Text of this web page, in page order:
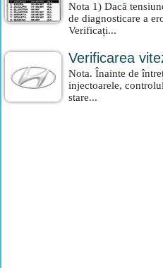
Nota 1) Dacă
de diagnosticare a
Verificați...
Verificarea
Nota. Înainte de
injectoarele,
stare...